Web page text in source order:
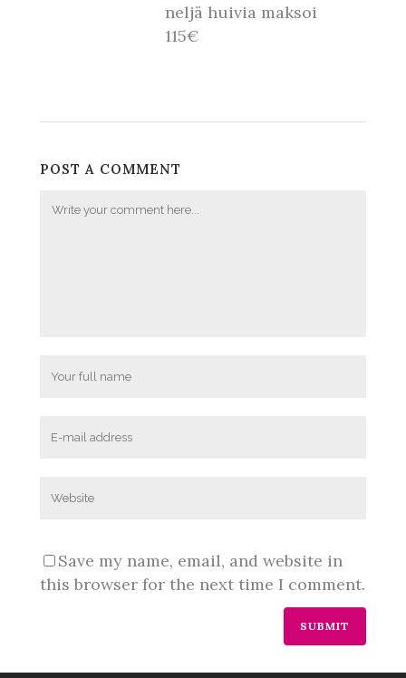
neljä huivia maksoi
115€
POST A COMMENT
Save my name, email, and website in
this browser for the next time I comment.